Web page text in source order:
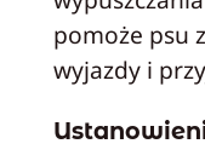
pomoże psu
wyjazdy i